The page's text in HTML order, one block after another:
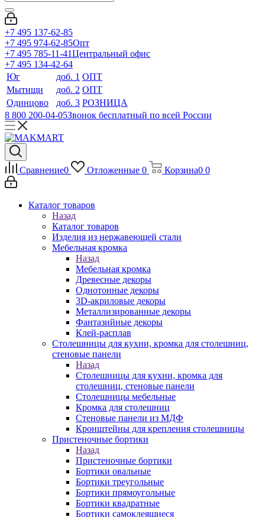
+7 495 137-62-85
+7 495 974-62-85Опт
+7 495 785-11-41Центральный офис
+7 495 134-42-64
Юг
доб. 1 ОПТ
Мытищи
доб. 2 ОПТ
Одинцово
доб. 3 РОЗНИЦА
8 800 200-04-05Звонок бесплатный по всей России
Сравнение0 Отложенные 0 Корзина0 0
Каталог товаров
Назад
Каталог товаров
Изделия из нержавеющей стали
Мебельная кромка
Назад
Мебельная кромка
Древесные декоры
Однотонные декоры
3D-акриловые декоры
Металлизированные декоры
Фантазийные декоры
Клей-расплав
Столешницы для кухни, кромка для столешниц,
стеновые панели
Назад
Столешницы для кухни, кромка для
столешниц, стеновые панели
Столешницы мебельные
Кромка для столешниц
Стеновые панели из МДФ
Кронштейны для крепления столешницы
Пристеночные бортики
Назад
Пристеночные бортики
Бортики овальные
Бортики треугольные
Бортики прямоугольные
Бортики квадратные
Бортики самоклеящиеся